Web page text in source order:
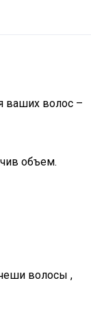
ваших волос –
объем.
волосы ,